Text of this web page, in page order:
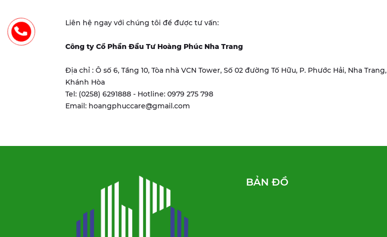
Liên hệ ngay với chúng tôi để được tư vấn:
Công ty Cổ Phần Đầu Tư Hoàng Phúc Nha Trang
Địa chỉ : Ô số 6, Tầng 10, Tòa nhà VCN Tower, Số 02 đường Tố Hữu, P. Phước Hải, Nha Trang,
Khánh Hòa
Tel: (0258) 6291888 - Hotline: 0979 275 798
Email: hoangphuccare@gmail.com
BẢN ĐỒ